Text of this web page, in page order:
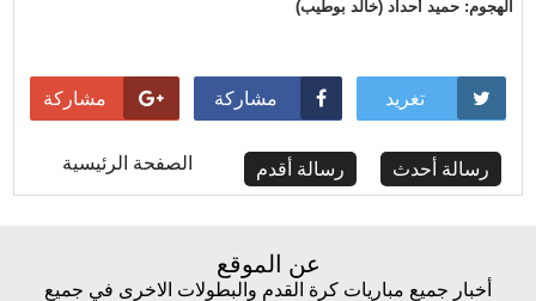
الهجوم: حميد أحداد (خالد بوطيب)
تغريد مشاركة مشاركة
رسالة أحدث رسالة أقدم الصفحة الرئيسية
عن الموقع
أخبار جميع مباريات كرة القدم والبطولات الاخرى في جميع